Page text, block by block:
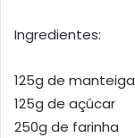
Ingredientes:
125g de manteiga
125g de açúcar
250g de farinha